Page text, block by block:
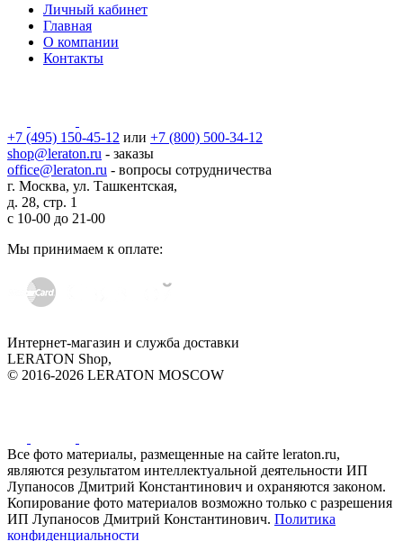
Личный кабинет
Главная
О компании
Контакты
+7 (495) 150-45-12 или +7 (800) 500-34-12
shop@leraton.ru - заказы
office@leraton.ru - вопросы сотрудничества
г. Москва, ул. Ташкентская,
д. 28, стр. 1
с 10-00 до 21-00
Мы принимаем к оплате:
Интернет-магазин и служба доставки
LERATON Shop,
© 2016-2026 LERATON MOSCOW
Все фото материалы, размещенные на сайте leraton.ru,
являются результатом интеллектуальной деятельности ИП
Лупаносов Дмитрий Константинович и охраняются законом.
Копирование фото материалов возможно только с разрешения
ИП Лупаносов Дмитрий Константинович. Политика
конфиденциальности